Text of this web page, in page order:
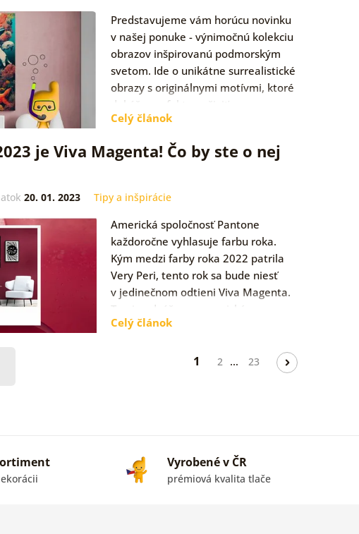
Predstavujeme vám horúcu novinku
v našej ponuke - výnimočnú kolekciu
obrazov inšpirovanú podmorským
svetom. Ide o unikátne surrealistické
obrazy s originálnymi motívmi, ktoré
dokážu perfektne oživiť…
Celý článok
je Viva Magenta! Čo by ste o nej
20. 01. 2023 Tipy a inšpirácie
Americká spoločnosť Pantone
každoročne vyhlasuje farbu roka.
Kým medzi farby roka 2022 patrila
Very Peri, tento rok sa bude niesť
v jedinečnom odtieni Viva Magenta.
Ten je odvážny a energický, no…
Celý článok
1 2 … 23
Vyrobené v ČR
prémiová kvalita tlače